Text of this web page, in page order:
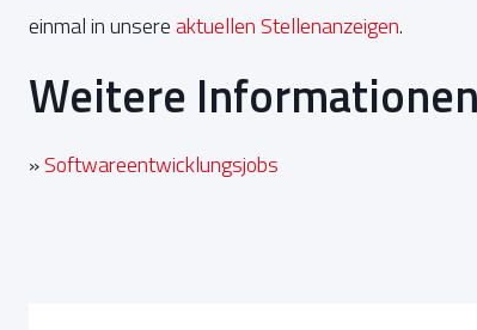
einmal in unsereaktuellen Stellenanzeigen.
Weitere Informationen
»Softwareentwicklungsjobs